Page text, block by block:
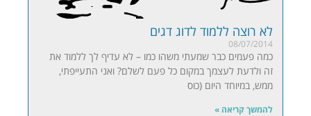
לא רוצה ללמוד לדוג דגים
08/07/2014
כמה פעמים כבר שמעתי משהו כמו – לא עדיף לך ללמוד את
זה ולדעת לעצמך במקום כל פעם לשלם? ואני התעייפתי,
ממש, במיוחד היום (כוס
להמשך קריאה »